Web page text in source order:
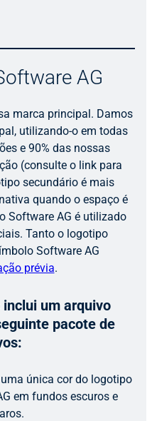
AG
marca principal. Damos
utilizando-o em todas
e 90% das nossas
(consulte o link para
secundário é mais
quando o espaço é
Software AG é utilizado
Tanto o logotipo
Software AG
prévia.
um arquivo
pacote de
única cor do logotipo
em fundos escuros e